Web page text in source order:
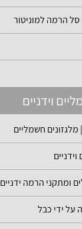
הרמה למוניטור
וידניים
חשמליים
ומתקני הרמה ידניים
על ידי כבל